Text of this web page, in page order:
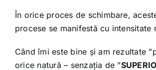
În orice proces de schimbare,
procese se manifestă cu intensitate
Când îmi este bine și am rezultate
orice natură – senzația de ”